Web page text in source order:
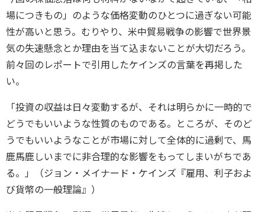
場につきもの」のような価格変動のひとつに過ぎない可能
性が高いと思う。むりやり、米中貿易戦争の影響で世界景
気の失速懸念とか理由を当て込まないことが大切だろう。
前々回のレポートで引用したケインズの言葉を再掲した
い。
「投資の収益は日々変動するが、それは明らかに一時的で
どうでもいいような性質のものである。ところが、そのど
うでもいいようなことが市場に対して全体的に過剰で、馬
鹿馬鹿しいまでに非合理的な影響をもってしまいがちであ
る。」（ジョン・メイナード・ケインズ『雇用、利子およ
び貨幣の一般理論』）